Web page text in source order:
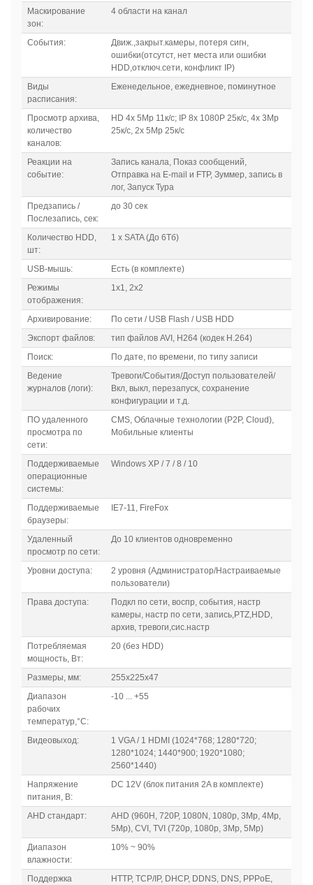
Маскирование
зон:
4 области на канал
События:
Движ.,закрыт.камеры, потеря сигн,
ошибки(отсутст, нет места или ошибки
HDD,отключ.сети, конфликт IP)
Виды
расписания:
Еженедельное, ежедневное, поминутное
Просмотр архива,
количество
каналов:
HD 4x 5Mp 11к/с; IP 8x 1080P 25к/с, 4x 3Mp
25к/с, 2x 5Mp 25к/с
Реакции на
событие:
Запись канала, Показ сообщений,
Отправка на E-mail и FTP, Зуммер, запись в
лог, Запуск Тура
Предзапись /
Послезапись, сек:
до 30 сек
Количество HDD,
шт:
1 x SATA (До 6Тб)
USB-мышь:
Есть (в комплекте)
Режимы
отображения:
1х1, 2х2
Архивирование:
По сети / USB Flash / USB HDD
Экспорт файлов:
тип файлов AVI, H264 (кодек H.264)
Поиск:
По дате, по времени, по типу записи
Ведение
журналов (логи):
Тревоги/События/Доступ пользователей/
Вкл, выкл, перезапуск, сохранение
конфигурации и т.д.
ПО удаленного
просмотра по
сети:
CMS, Облачные технологии (P2P, Cloud),
Мобильные клиенты
Поддерживаемые
операционные
системы:
Windows XP / 7 / 8 / 10
Поддерживаемые
браузеры:
IE7-11, FireFox
Удаленный
просмотр по сети:
До 10 клиентов одновременно
Уровни доступа:
2 уровня (Администратор/Настраиваемые
пользователи)
Права доступа:
Подкл по сети, воспр, события, настр
камеры, настр по сети, запись,PTZ,HDD,
архив, тревоги,сис.настр
Потребляемая
мощность, Вт:
20 (без HDD)
Размеры, мм:
255x225x47
Диапазон
рабочих
температур,°C:
-10 ... +55
Видеовыход:
1 VGA / 1 HDMI (1024*768; 1280*720;
1280*1024; 1440*900; 1920*1080;
2560*1440)
Напряжение
питания, В:
DC 12V (блок питания 2A в комплекте)
AHD стандарт:
AHD (960H, 720P, 1080N, 1080p, 3Mp, 4Mp,
5Mp), CVI, TVI (720p, 1080p, 3Mp, 5Mp)
Диапазон
влажности:
10% ~ 90%
Поддержка
HTTP, TCP/IP, DHCP, DDNS, DNS, PPPoE,